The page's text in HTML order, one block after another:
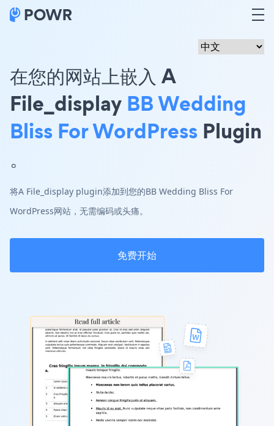
在您的网站上嵌入 A
File_display BB Wedding
Bliss For WordPress Plugin
。
将A File_display plugin添加到您的BB Wedding Bliss For
WordPress网站，无需编码或头痛。
免费开始